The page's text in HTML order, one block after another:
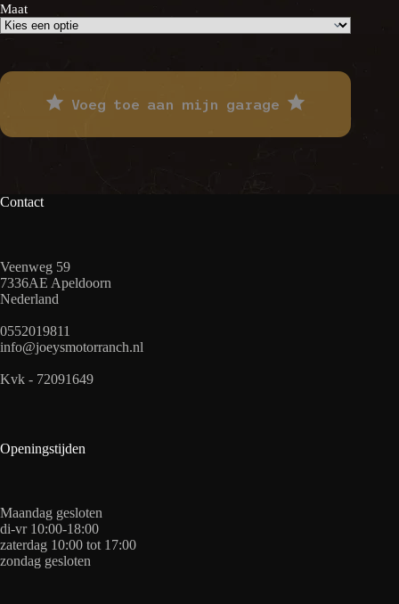
Maat
Voeg toe aan mijn garage
Contact
Veenweg 59
7336AE Apeldoorn
Nederland
0552019811
info@joeysmotorranch.nl
Kvk - 72091649
Openingstijden
Maandag gesloten
di-vr 10:00-18:00
zaterdag 10:00 tot 17:00
zondag gesloten